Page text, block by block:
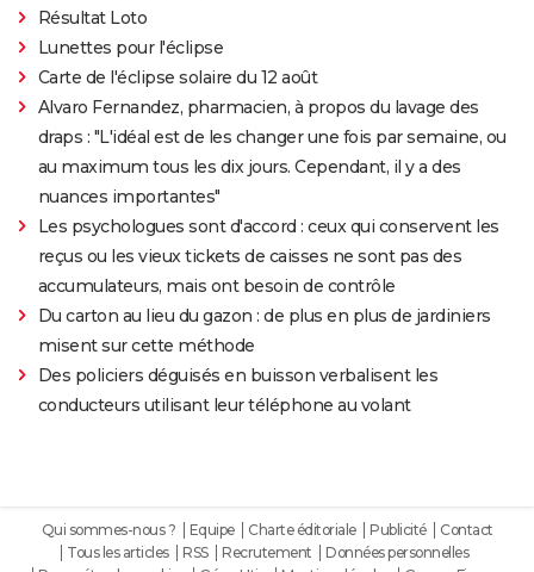
Résultat Loto
Lunettes pour l'éclipse
Carte de l'éclipse solaire du 12 août
Alvaro Fernandez, pharmacien, à propos du lavage des
draps : "L'idéal est de les changer une fois par semaine, ou
au maximum tous les dix jours. Cependant, il y a des
nuances importantes"
Les psychologues sont d'accord : ceux qui conservent les
reçus ou les vieux tickets de caisses ne sont pas des
accumulateurs, mais ont besoin de contrôle
Du carton au lieu du gazon : de plus en plus de jardiniers
misent sur cette méthode
Des policiers déguisés en buisson verbalisent les
conducteurs utilisant leur téléphone au volant
Qui sommes-nous ? Equipe Charte éditoriale Publicité
Contact
Tous les articles
RSS Recrutement
Données personnelles